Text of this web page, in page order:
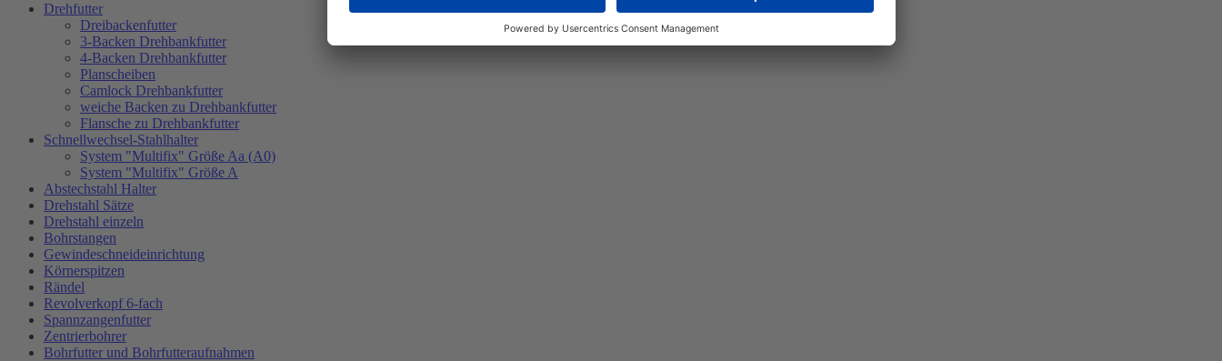
Drehfutter
Dreibackenfutter
3-Backen Drehbankfutter
4-Backen Drehbankfutter
Planscheiben
Camlock Drehbankfutter
weiche Backen zu Drehbankfutter
Flansche zu Drehbankfutter
Schnellwechsel-Stahlhalter
System "Multifix" Größe Aa (A0)
System "Multifix" Größe A
Abstechstahl Halter
Drehstahl Sätze
Drehstahl einzeln
Bohrstangen
Gewindeschneideinrichtung
Körnerspitzen
Rändel
Revolverkopf 6-fach
Spannzangenfutter
Zentrierbohrer
Bohrfutter und Bohrfutteraufnahmen